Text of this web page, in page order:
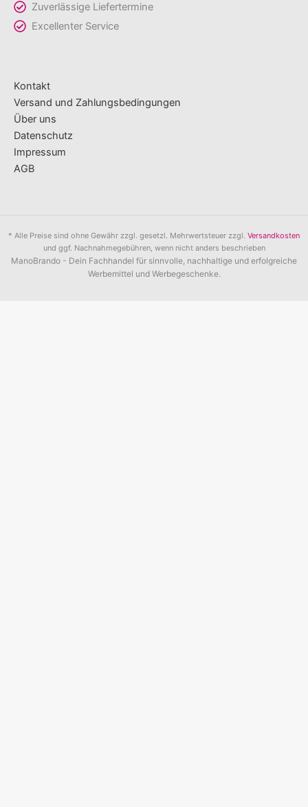
Zuverlässige Liefertermine
Excellenter Service
Kontakt
Versand und Zahlungsbedingungen
Über uns
Datenschutz
Impressum
AGB
* Alle Preise sind ohne Gewähr zzgl. gesetzl. Mehrwertsteuer zzgl. Versandkosten
und ggf. Nachnahmegebühren, wenn nicht anders beschrieben
ManoBrando - Dein Fachhandel für sinnvolle, nachhaltige und erfolgreiche
Werbemittel und Werbegeschenke.